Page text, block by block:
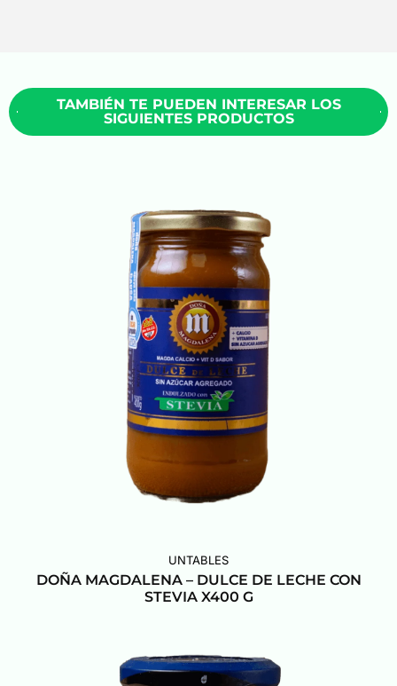
TAMBIÉN TE PUEDEN INTERESAR LOS
SIGUIENTES PRODUCTOS
UNTABLES
DOÑA MAGDALENA – DULCE DE LECHE CON
STEVIA X400 G